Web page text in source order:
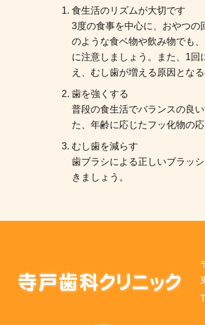
食生活のリズムが大切です
3度の食事を中心に、おやつの
のような食ベ物や飲み物でも
に注意しましょう。また、1
え、むし歯が増える原因とな
歯を強くする
普段の食生活でバランスの良
た、年齢に応じたフッ化物の
むし歯を減らす
歯ブラシによる正しいブラッ
きましょう。